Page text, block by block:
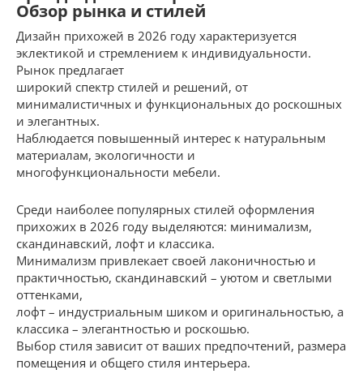
Обзор рынка и стилей
Дизайн прихожей в 2026 году характеризуется
эклектикой и стремлением к индивидуальности.
Рынок предлагает
широкий спектр стилей и решений, от
минималистичных и функциональных до роскошных
и элегантных.
Наблюдается повышенный интерес к натуральным
материалам, экологичности и
многофункциональности мебели.
Среди наиболее популярных стилей оформления
прихожих в 2026 году выделяются: минимализм,
скандинавский, лофт и классика.
Минимализм привлекает своей лаконичностью и
практичностью, скандинавский – уютом и светлыми
оттенками,
лофт – индустриальным шиком и оригинальностью, а
классика – элегантностью и роскошью.
Выбор стиля зависит от ваших предпочтений, размера
помещения и общего стиля интерьера.